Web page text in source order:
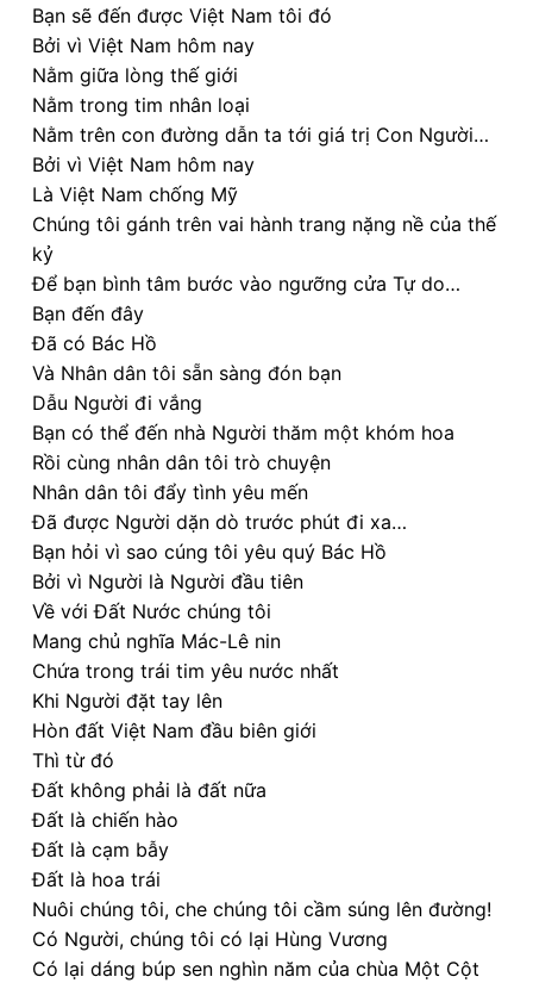
Bạn sẽ đến được Việt Nam tôi đó
Bởi vì Việt Nam hôm nay
Nằm giữa lòng thế giới
Nằm trong tim nhân loại
Nằm trên con đường dẫn ta tới giá trị Con Người…
Bởi vì Việt Nam hôm nay
Là Việt Nam chống Mỹ
Chúng tôi gánh trên vai hành trang nặng nề của thế
kỷ
Để bạn bình tâm bước vào ngưỡng cửa Tự do…
Bạn đến đây
Đã có Bác Hồ
Và Nhân dân tôi sẵn sàng đón bạn
Dẫu Người đi vắng
Bạn có thể đến nhà Người thăm một khóm hoa
Rồi cùng nhân dân tôi trò chuyện
Nhân dân tôi đẩy tình yêu mến
Đã được Người dặn dò trước phút đi xa…
Bạn hỏi vì sao cúng tôi yêu quý Bác Hồ
Bởi vì Người là Người đầu tiên
Về với Đất Nước chúng tôi
Mang chủ nghĩa Mác-Lê nin
Chứa trong trái tim yêu nước nhất
Khi Người đặt tay lên
Hòn đất Việt Nam đầu biên giới
Thì từ đó
Đất không phải là đất nữa
Đất là chiến hào
Đất là cạm bẫy
Đất là hoa trái
Nuôi chúng tôi, che chúng tôi cầm súng lên đường!
Có Người, chúng tôi có lại Hùng Vương
Có lại dáng búp sen nghìn năm của chùa Một Cột